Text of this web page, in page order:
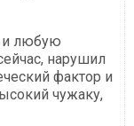
и любую
нарушил
фактор и
чужаку,